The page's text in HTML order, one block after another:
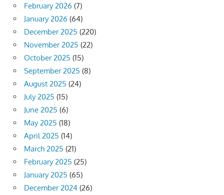
February 2026 (7)
January 2026 (64)
December 2025 (220)
November 2025 (22)
October 2025 (15)
September 2025 (8)
August 2025 (24)
July 2025 (15)
June 2025 (6)
May 2025 (18)
April 2025 (14)
March 2025 (21)
February 2025 (25)
January 2025 (65)
December 2024 (26)